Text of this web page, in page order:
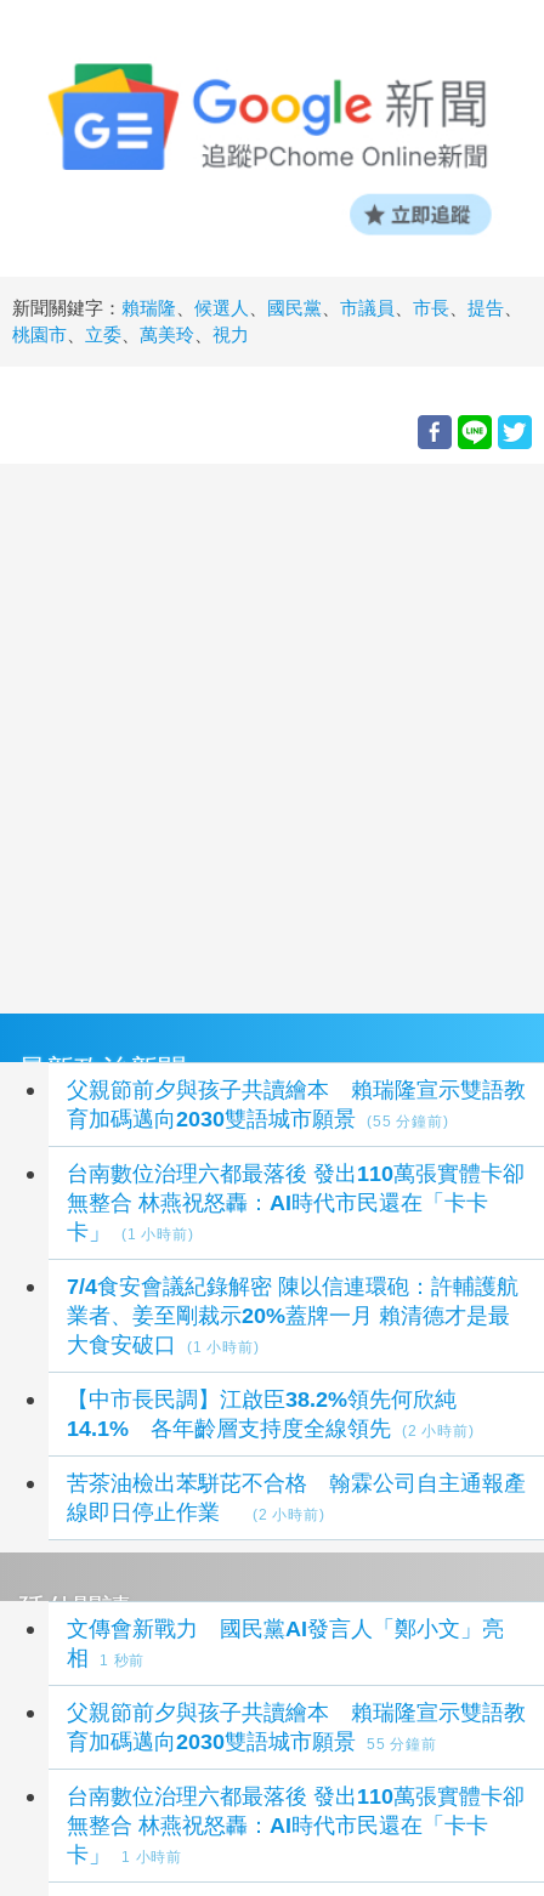
新聞關鍵字： 賴瑞隆、 候選人 、 國民黨、 市議員 、 市長、 提告、
桃園市、 立委、 萬美玲、 視力
最新政治新聞
父親節前夕與孩子共讀繪本 賴瑞隆宣示雙語教
育加碼邁向2030雙語城市願景
(55 分鐘前)
台南數位治理六都最落後 發出110萬張實體卡卻
無整合 林燕祝怒轟：AI時代市民還在「卡卡
卡」
(1 小時前)
7/4食安會議紀錄解密 陳以信連環砲：許輔護航
業者、姜至剛裁示20%蓋牌一月 賴清德才是最
大食安破口
(1 小時前)
【中市長民調】江啟臣38.2%領先何欣純
14.1% 各年齡層支持度全線領先
(2 小時前)
苦茶油檢出苯駢芘不合格 翰霖公司自主通報產
線即日停止作業
(2 小時前)
延伸閱讀
文傳會新戰力 國民黨AI發言人「鄭小文」亮
相
1 秒前
父親節前夕與孩子共讀繪本 賴瑞隆宣示雙語教
育加碼邁向2030雙語城市願景
55 分鐘前
台南數位治理六都最落後 發出110萬張實體卡卻
無整合 林燕祝怒轟：AI時代市民還在「卡卡
卡」
1 小時前